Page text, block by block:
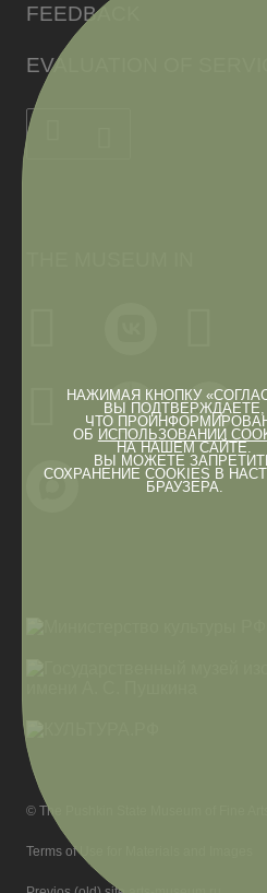
НАЖИМАЯ КНОПКУ
ВЫ ПОДТВЕРЖДАЕТЕ,
ЧТО
ОБ ИСПОЛЬЗОВАНИИ
НА НАШЕМ САЙТЕ.
ВЫ МОЖЕТЕ
СОХРАНЕНИЕ COOKIES В
БРАУЗЕРА.
FEEDBACK
EVALUATION OF
© The Pushkin State Museum of Fine Arts
Terms of Use for Materials and Images